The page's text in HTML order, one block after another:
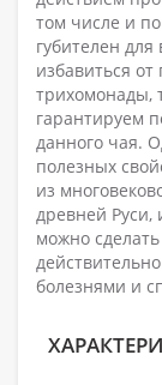
том числе и
губителен
избавиться
трихомонады,
гарантируем
данного чая.
полезных
из
древней Руси,
можно
болезнями и